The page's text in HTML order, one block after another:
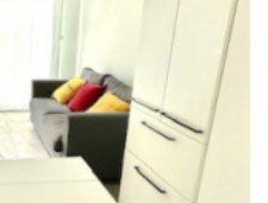
+ de critères +